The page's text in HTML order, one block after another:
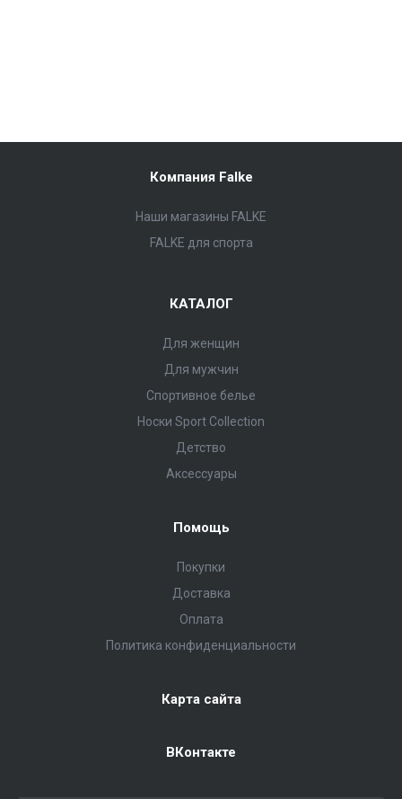
Компания Falke
Наши магазины FALKE
FALKE для спорта
КАТАЛОГ
Для женщин
Для мужчин
Спортивное белье
Носки Sport Collection
Детство
Аксессуары
Помощь
Покупки
Доставка
Оплата
Политика конфиденциальности
Карта сайта
ВКонтакте